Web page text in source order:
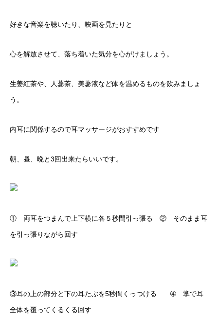
好きな音楽を聴いたり、映画を見たりと
心を解放させて、落ち着いた気分を心がけましょう。
生姜紅茶や、人蔘茶、美蔘液など体を温めるものを飲みましょ
う。
内耳に関係するので耳マッサージがおすすめです
朝、昼、晩と3回出来たらいいです。
① 両耳をつまんで上下横に各５秒間引っ張る ② そのまま耳
を引っ張りながら回す
③耳の上の部分と下の耳たぶを5秒間くっつける ➃ 掌で耳
全体を覆ってくるくる回す